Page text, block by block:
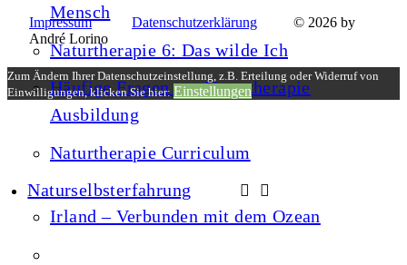
Mensch
Naturtherapie 6: Das wilde Ich
Häufige Fragen zur Naturtherapie
Ausbildung
Naturtherapie Curriculum
Naturselbsterfahrung
Irland – Verbunden mit dem Ozean
Impressum Datenschutzerklärung © 2026 by
André Lorino
Zum Ändern Ihrer Datenschutzeinstellung, z.B. Erteilung oder Widerruf von
Einwilligungen, klicken Sie hier:Einstellungen